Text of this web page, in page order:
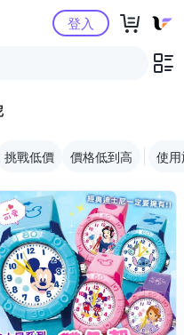
購物中心登入
挑戰低價 價格低到高 使